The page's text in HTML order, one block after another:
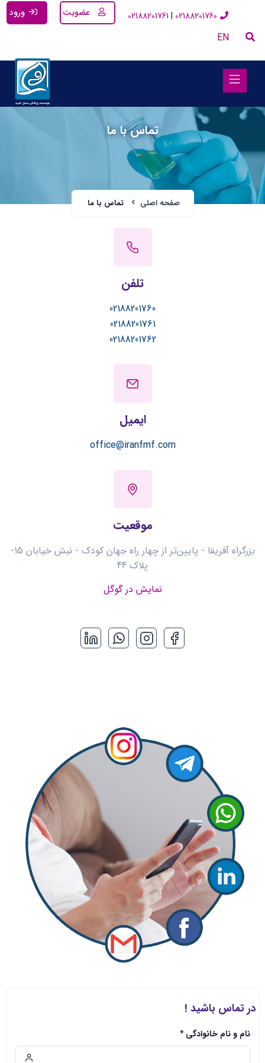
02188201760
02188201761 عضویت ورود
EN
تماس با ما
صفحه اصلی تماس با ما
تلفن
02188201760
02188201761
02188201762
ایمیل
office@iranfmf.com
موقعیت
بزرگراه آفریقا - پایین‌تر از چهار راه جهان کودک - نبش خیابان 15-
پلاک 44
نمایش در گوگل
در تماس باشید !
نام و نام خانوادگی *